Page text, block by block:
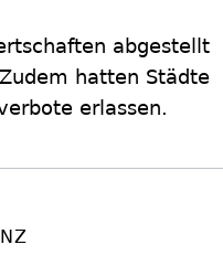
abgestellt
hatten Städte
erlassen.